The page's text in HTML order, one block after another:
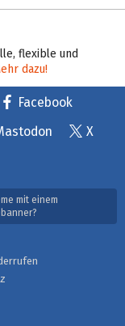
flexible und
dazu!
Facebook
X
mit einem